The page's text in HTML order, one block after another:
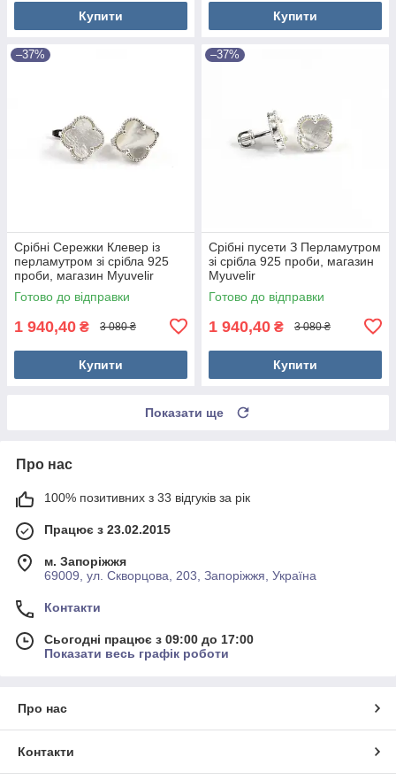
Купити Купити
–37%
Срібні Сережки Клевер із
перламутром зі срібла 925
проби, магазин Myuvelir
Готово до відправки
1 940,40 ₴ 3 080 ₴
Купити
–37%
Срібні пусети З Перламутром
зі срібла 925 проби, магазин
Myuvelir
Готово до відправки
1 940,40 ₴ 3 080 ₴
Купити
Показати ще
Про нас
100% позитивних з 33 відгуків за рік
Працює з 23.02.2015
м. Запоріжжя
69009, ул. Скворцова, 203, Запоріжжя, Україна
Контакти
Сьогодні працює з 09:00 до 17:00
Показати весь графік роботи
Про нас
Контакти